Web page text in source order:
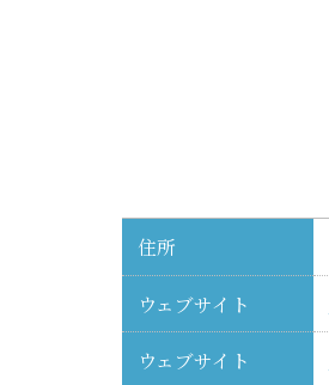
住所
ウェブサイト
ウェブサイト